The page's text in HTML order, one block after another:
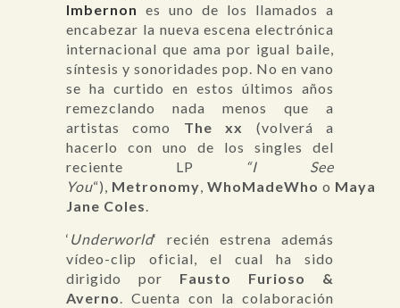
Imbernon es uno de los llamados a
encabezar la nueva escena electrónica
internacional que ama por igual baile,
síntesis y sonoridades pop. No en vano
se ha curtido en estos últimos años
remezclando nada menos que a
artistas como The xx (volverá a
hacerlo con uno de los singles del
reciente LP
“I See
You“), Metronomy, WhoMadeWho o Maya
Jane Coles.
‘ Underworld‘ recién estrena además
vídeo-clip oficial, el cual ha sido
dirigido por Fausto Furioso &
Averno. Cuenta con la colaboración